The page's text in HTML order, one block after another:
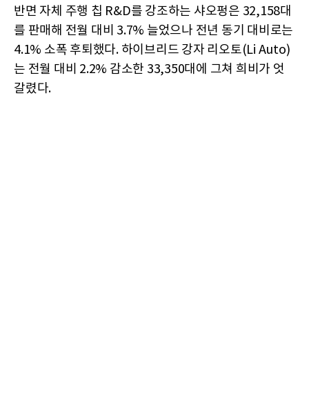
반면 자체 주행 칩 R&D를 강조하는 샤오펑은 32,158대
를 판매해 전월 대비 3.7% 늘었으나 전년 동기 대비로는
4.1% 소폭 후퇴했다. 하이브리드 강자 리오토(Li Auto)
는 전월 대비 2.2% 감소한 33,350대에 그쳐 희비가 엇
갈렸다.